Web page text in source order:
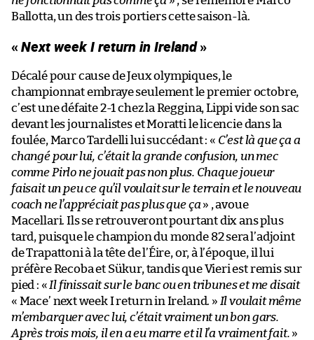
Ballotta, un des trois portiers cette saison-là.
«Next week I return in Ireland»
Décalé pour cause de Jeux olympiques, le
championnat embraye seulement le premier octobre,
c’est une défaite 2-1 chez la Reggina, Lippi vide son sac
devant les journalistes et Moratti le licencie dans la
foulée, Marco Tardelli lui succédant : « C’est là que ça a
changé pour lui, c’était la grande confusion, un mec
comme Pirlo ne jouait pas non plus. Chaque joueur
faisait un peu ce qu’il voulait sur le terrain et le nouveau
coach ne l’appréciait pas plus que ça » , avoue
Macellari. Ils se retrouveront pourtant dix ans plus
tard, puisque le champion du monde 82 sera l’adjoint
de Trapattoni à la tête de l’Éire, or, à l’époque, il lui
préfère Recoba et Sükur, tandis que Vieri est remis sur
pied : « Il finissait sur le banc ou en tribunes et me disait
« Mace’ next week I return in Ireland. » Il voulait même
m’embarquer avec lui, c’était vraiment un bon gars.
Après trois mois, il en a eu marre et il l’a vraiment fait. »